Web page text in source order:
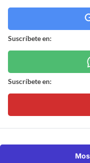
Suscríbete en:
Suscríbete en: